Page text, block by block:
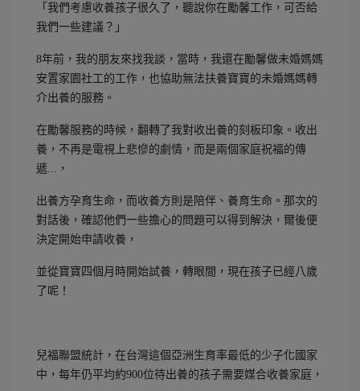
「我們考慮收養孩子很久了，聽說你在勵馨工作，可否給
我們一些建議？」
8年前，我的朋友來找我談，當時，我還在勵馨做未婚媽媽
安置家園社工的工作，也協助無法扶養寶寶的未婚媽媽轉
介出養的服務。
在勵馨服務的時候，翻轉了我對收出養的刻板印象。收出
養，不再是電視上悲慘的劇情，而是兩個家庭祝福的傳
遞...，
出養方孕育生命，而收養方則是陪伴、養育生命。那次的
對話後，確認他們一些擔心的問題可以得到解決，爾後便
決定開始申請收養，
並從寶寶四個月時開始試養，轉眼間，現在孩子已經八歲
了呢！
兒福聯盟統計，在台灣這個亞洲生育率最低的少子化國家
中，每年仍平均約900位待出養的孩子需要媒合收養家庭，